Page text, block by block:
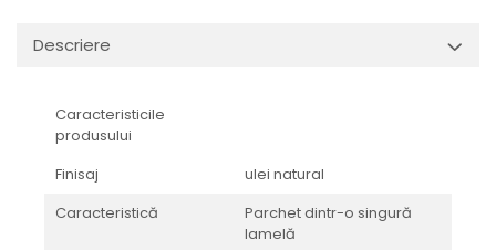
GENESIS
HERITAGE
INVISIBLE GREY
LINCOLN
WALK
ENERGIE KER
AGATHOS
AMANI
AMAZZONITE
Descriere
Caracteristicile
produsului
Finisaj
ulei natural
Caracteristică
Parchet dintr-o singură
lamelă